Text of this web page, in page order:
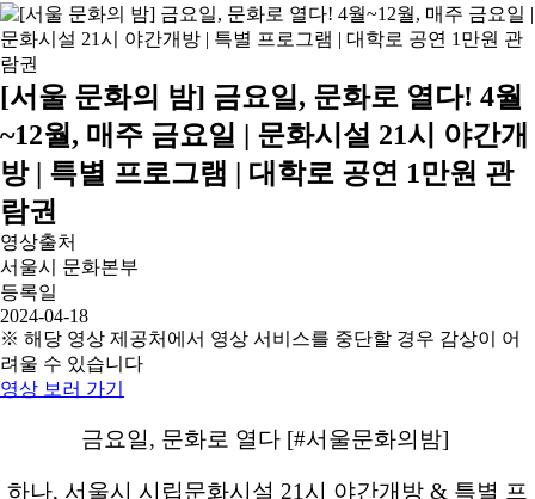
[서울 문화의 밤] 금요일, 문화로 열다! 4월
~12월, 매주 금요일 | 문화시설 21시 야간개
방 | 특별 프로그램 | 대학로 공연 1만원 관
람권
영상출처
서울시 문화본부
등록일
2024-04-18
※ 해당 영상 제공처에서 영상 서비스를 중단할 경우 감상이 어
려울 수 있습니다
영상 보러 가기
금요일, 문화로 열다 [#서울문화의밤]
하나, 서울시 시립문화시설 21시 야간개방 & 특별 프